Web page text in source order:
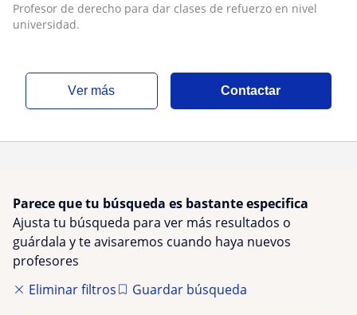
Profesor de derecho para dar clases de refuerzo en nivel
universidad.
ver más Contactar
Parece que tu búsqueda es bastante especifica
Ajusta tu búsqueda para ver más resultados o
guárdala y te avisaremos cuando haya nuevos
profesores
Eliminar filtros
Guardar búsqueda